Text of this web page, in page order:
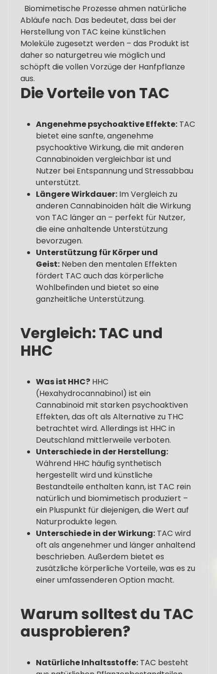
Biomimetische Prozesse ahmen natürliche
Abläufe nach. Das bedeutet, dass bei der
Herstellung von TAC keine künstlichen
Moleküle zugesetzt werden – das Produkt ist
daher so naturgetreu wie möglich und
schöpft die vollen Vorzüge der Hanfpflanze
aus.
Die Vorteile von TAC
Angenehme psychoaktive Effekte: TAC
bietet eine sanfte, angenehme
psychoaktive Wirkung, die mit anderen
Cannabinoiden vergleichbar ist und
Nutzer bei Entspannung und Stressabbau
unterstützt.
Längere Wirkdauer: Im Vergleich zu
anderen Cannabinoiden hält die Wirkung
von TAC länger an – perfekt für Nutzer,
die eine anhaltende Unterstützung
bevorzugen.
Unterstützung für Körper und
Geist: Neben den mentalen Effekten
fördert TAC auch das körperliche
Wohlbefinden und bietet so eine
ganzheitliche Unterstützung.
Vergleich: TAC und
HHC
Was ist HHC? HHC
(Hexahydrocannabinol) ist ein
Cannabinoid mit starken psychoaktiven
Effekten, das oft als Alternative zu THC
betrachtet wird. Allerdings ist HHC in
Deutschland mittlerweile verboten.
Unterschiede in der Herstellung:
Während HHC häufig synthetisch
hergestellt wird und künstliche
Bestandteile enthalten kann, ist TAC rein
natürlich und biomimetisch produziert –
ein Pluspunkt für diejenigen, die Wert auf
Naturprodukte legen.
Unterschiede in der Wirkung: TAC wird
oft als angenehmer und länger anhaltend
beschrieben. Außerdem bietet es
zusätzliche körperliche Vorteile, was es zu
einer umfassenderen Option macht.
Warum solltest du TAC
ausprobieren?
Natürliche Inhaltsstoffe: TAC besteht